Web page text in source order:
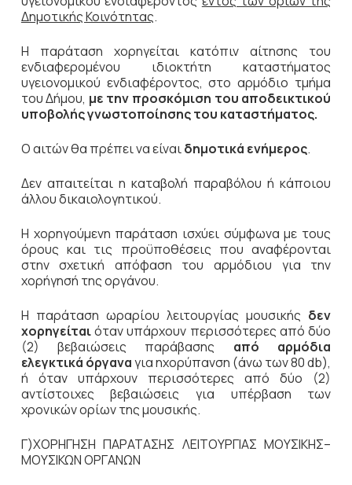
Δημοτικής Κοινότητας.
Η παράταση χορηγείται κατόπιν αίτησης του
ενδιαφερομένου ιδιοκτήτη καταστήματος
υγειονομικού ενδιαφέροντος, στο αρμόδιο τμήμα
του Δήμου, με την προσκόμιση του αποδεικτικού
υποβολής γνωστοποίησης του καταστήματος.
Ο αιτών θα πρέπει να είναιδημοτικά ενήμερος.
Δεν απαιτείται η καταβολή παραβόλου ή κάποιου
άλλου δικαιολογητικού.
Η χορηγούμενη παράταση ισχύει σύμφωνα με τους
όρους και τις προϋποθέσεις που αναφέρονται
στην σχετική απόφαση του αρμόδιου για την
χορήγησή της οργάνου.
Η παράταση ωραρίου λειτουργίας μουσικής δεν
χορηγείταιόταν υπάρχουν περισσότερες από δύο
(2) βεβαιώσεις παράβασης από αρμόδια
ελεγκτικά όργαναγια ηχορύπανση (άνω των 80 db),
ή όταν υπάρχουν περισσότερες από δύο (2)
αντίστοιχες βεβαιώσεις για υπέρβαση των
χρονικών ορίων της μουσικής.
Γ)ΧΟΡΗΓΗΣΗ ΠΑΡΑΤΑΣΗΣ ΛΕΙΤΟΥΡΓΙΑΣ ΜΟΥΣΙΚΗΣ–
ΜΟΥΣΙΚΩΝ ΟΡΓΑΝΩΝ